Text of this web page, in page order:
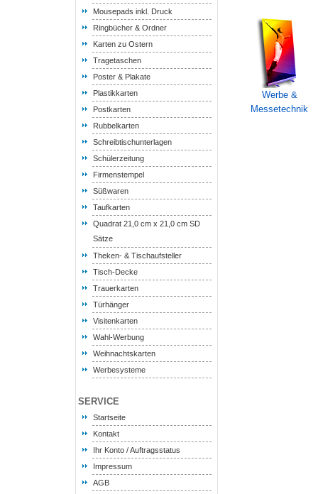
Mousepads inkl. Druck
Ringbücher & Ordner
Karten zu Ostern
Tragetaschen
Poster & Plakate
Plastikkarten
Postkarten
Rubbelkarten
Schreibtischunterlagen
Schülerzeitung
Firmenstempel
Süßwaren
Taufkarten
Quadrat 21,0 cm x 21,0 cm SD
Sätze
Theken- & Tischaufsteller
Tisch-Decke
Trauerkarten
Türhänger
Visitenkarten
Wahl-Werbung
Weihnachtskarten
Werbesysteme
SERVICE
Startseite
Kontakt
Ihr Konto / Auftragsstatus
Impressum
AGB
Werbe &
Messetechnik